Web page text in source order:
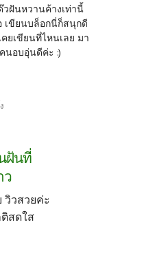
ฝันหวานค้างเท่านี้
เขียนบล็อกนี่ก็สนุกดี
ยเขียนที่ไหนเลย มา
นอบอุ่นดีค่ะ :)
ฝันที่
ว
วิวสวยค่ะ
สดใส